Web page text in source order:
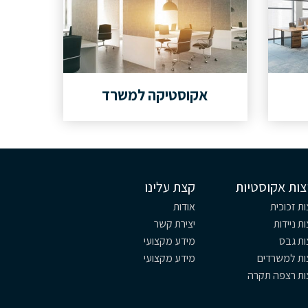
אקוסטיקה למשרד
אקוסטיות
זכוכית
ניידות
גבס
למשרדים
רצפה תקרה
קצת עלינו
אודות
יצירת קשר
מידע מקצועי
מידע מקצועי